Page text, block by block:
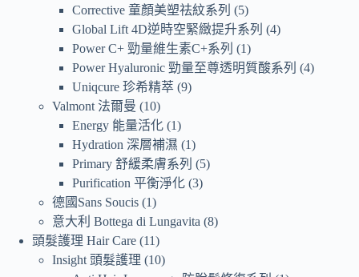
Corrective 童顏美塑祛紋系列
5
Global Lift 4D逆時空緊緻提升系列
4
Power C+ 勁量維生素C+系列
1
Power Hyaluronic 勁量至尊透明質酸系列
4
Uniqcure 珍希精萃 9
Valmont 法爾曼
10
Energy 能量活化 1
Hydration 深層補濕
1
Primary 舒緩柔膚系列
5
Purification 平衡淨化 3
德國Sans Soucis 1
意大利 Bottega di Lungavita 8
頭髮護理 Hair Care 11
Insight 頭髮護理
10